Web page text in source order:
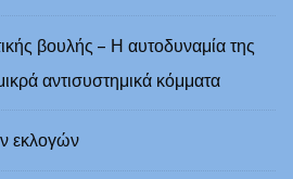
βουλής – Η αυτοδυναμία της
αντισυστημικά κόμματα
εκλογών